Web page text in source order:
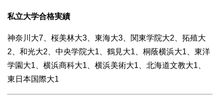
私立大学合格実績
神奈川大7、桜美林大3、東海大3、関東学院大2、拓殖大
2、和光大2、中央学院大1、鶴見大1、桐蔭横浜大1、東洋
学園大1、横浜商科大1、横浜美術大1、北海道文教大1、
東日本国際大1